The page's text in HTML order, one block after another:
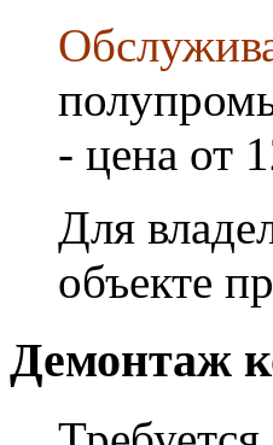
- цена от
Для
объекте
Демонтаж